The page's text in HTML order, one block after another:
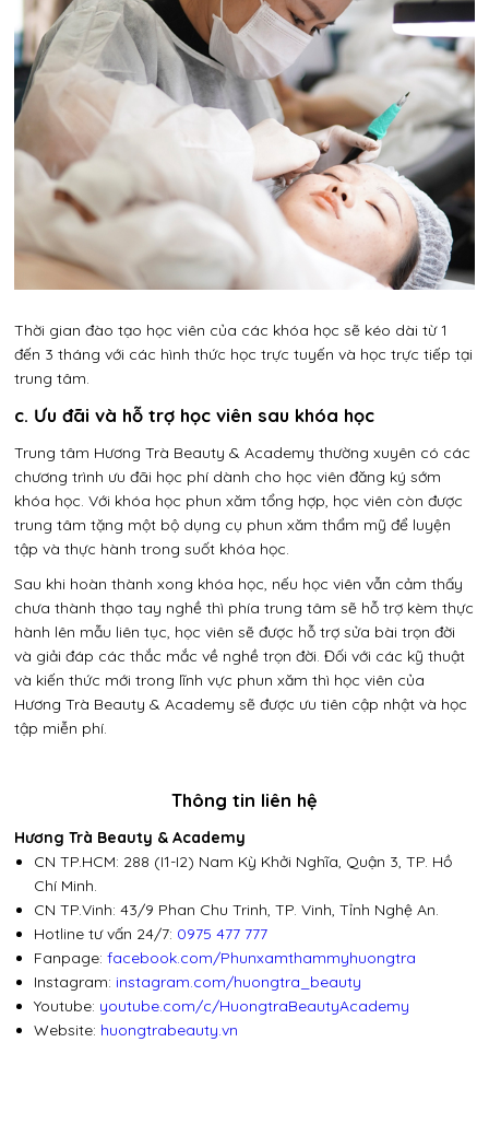
Thời gian đào tạo học viên của các khóa học sẽ kéo dài từ 1
đến 3 tháng với các hình thức học trực tuyến và học trực tiếp tại
trung tâm.
c. Ưu đãi và hỗ trợ học viên sau khóa học
Trung tâm Hương Trà Beauty & Academy thường xuyên có các
chương trình ưu đãi học phí dành cho học viên đăng ký sớm
khóa học. Với khóa học phun xăm tổng hợp, học viên còn được
trung tâm tặng một bộ dụng cụ phun xăm thẩm mỹ để luyện
tập và thực hành trong suốt khóa học.
Sau khi hoàn thành xong khóa học, nếu học viên vẫn cảm thấy
chưa thành thạo tay nghề thì phía trung tâm sẽ hỗ trợ kèm thực
hành lên mẫu liên tục, học viên sẽ được hỗ trợ sửa bài trọn đời
và giải đáp các thắc mắc về nghề trọn đời. Đối với các kỹ thuật
và kiến thức mới trong lĩnh vực phun xăm thì học viên của
Hương Trà Beauty & Academy sẽ được ưu tiên cập nhật và học
tập miễn phí.
Thông tin liên hệ
Hương Trà Beauty & Academy
CN TP.HCM: 288 (I1-I2) Nam Kỳ Khởi Nghĩa, Quận 3, TP. Hồ
Chí Minh.
CN TP.Vinh: 43/9 Phan Chu Trinh, TP. Vinh, Tỉnh Nghệ An.
Hotline tư vấn 24/7: 0975 477 777
Fanpage:facebook.com/Phunxamthammyhuongtra
Instagram: instagram.com/huongtra_beauty
Youtube: youtube.com/c/HuongtraBeautyAcademy
Website: huongtrabeauty.vn